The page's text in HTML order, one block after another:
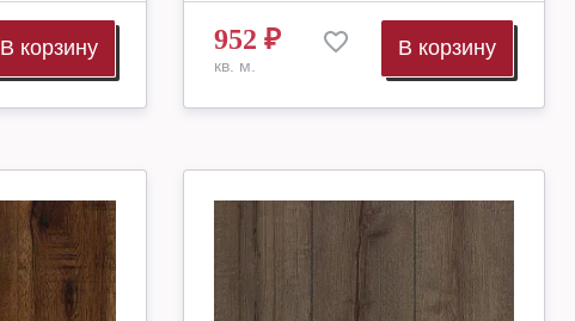
В корзину 952 ₽
кв. м.
В корзину